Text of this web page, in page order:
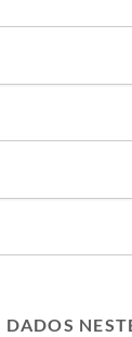
DADOS